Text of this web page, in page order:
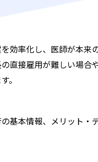
効率化し、医師が本
直接雇用が難しい場
。
基本情報、メリット・